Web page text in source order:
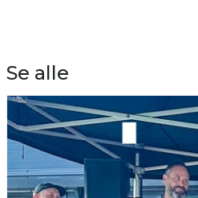
Se alle